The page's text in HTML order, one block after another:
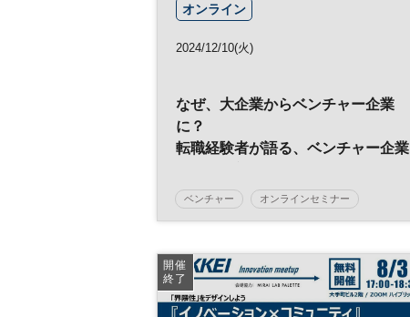
オンライン
2024/12/10(火)
なぜ、大企業からベンチャー企業
に？
転職経験者が語る、ベンチャー企業
ベンチャー オンラインセミナー
働き方
開催
終了